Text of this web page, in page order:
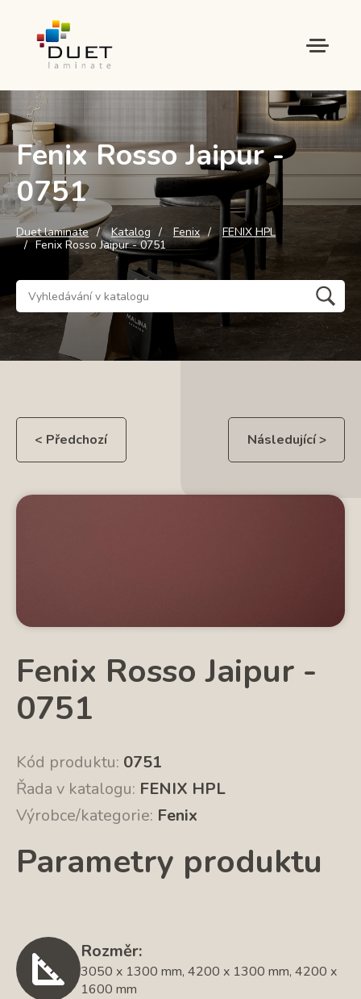
Fenix Rosso Jaipur -
0751
Duet laminate Katalog Fenix
FENIX HPL
Fenix Rosso Jaipur - 0751
< Předchozí Následující >
Fenix Rosso Jaipur -
0751
Kód produktu: 0751
Řada v katalogu: FENIX HPL
Výrobce/kategorie: Fenix
Parametry produktu
Rozměr:
3050 x 1300 mm, 4200 x 1300 mm, 4200 x
1600 mm